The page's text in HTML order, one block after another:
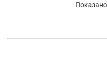
Показано